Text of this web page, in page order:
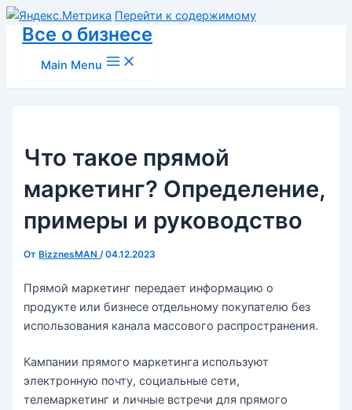
Перейти к содержимому
Все о бизнесе
Main Menu
Что такое прямой
маркетинг? Определение,
примеры и руководство
От BizznesMAN/04.12.2023
Прямой маркетинг передает информацию о
продукте или бизнесе отдельному покупателю без
использования канала массового распространения.
Кампании прямого маркетинга используют
электронную почту, социальные сети,
телемаркетинг и личные встречи для прямого